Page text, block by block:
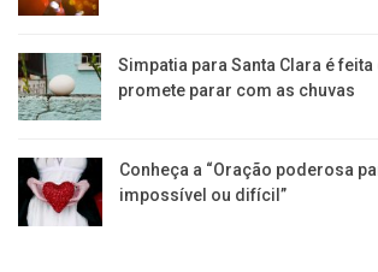
Simpatia para Santa Clara é
promete parar com as chuvas
Conheça a “Oração poderosa
impossível ou difícil”